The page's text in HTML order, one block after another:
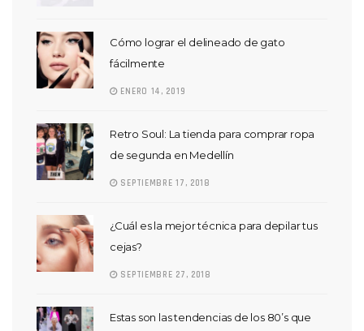
Cómo lograr el delineado de gato
fácilmente
ENERO 14, 2019
Retro Soul: La tienda para comprar ropa
de segunda en Medellín
SEPTIEMBRE 17, 2018
¿Cuál es la mejor técnica para depilar tus
cejas?
SEPTIEMBRE 27, 2018
Estas son las tendencias de los 80’s que